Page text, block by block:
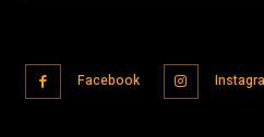
Facebook